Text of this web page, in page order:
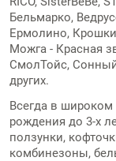
Бельмарко,
Ермолино,
Можга - Красная
СмолТойс,
других.
Всегда в широком
рождения до 3-х
ползунки,
комбинезоны,